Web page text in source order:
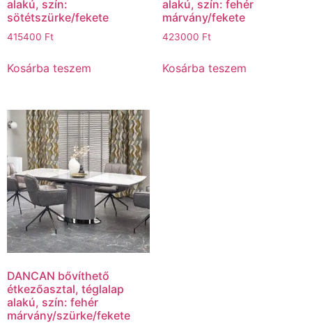
alakú, szín:
sötétszürke/fekete
415400 Ft
Kosárba teszem
alakú, szín: fehér
márvány/fekete
423000 Ft
Kosárba teszem
DANCAN bővíthető
étkezőasztal, téglalap
alakú, szín: fehér
márvány/szürke/fekete